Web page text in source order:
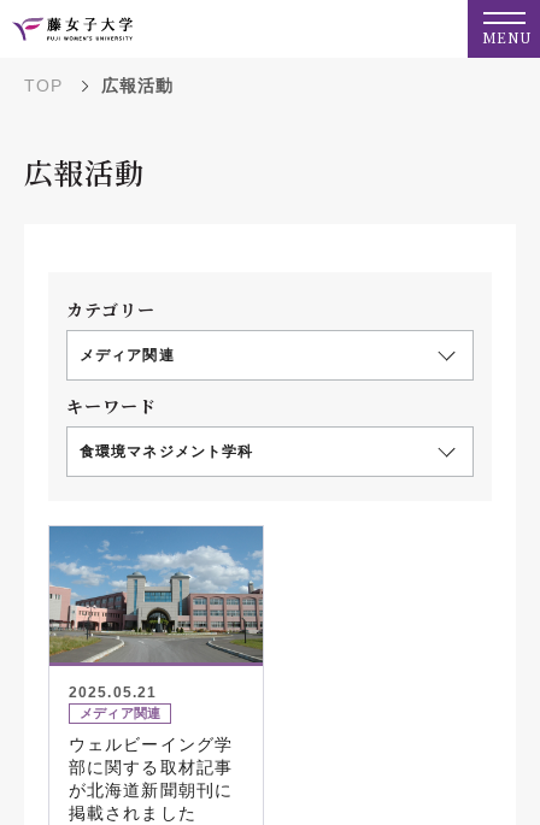
MENU
TOP 広報活動
広報活動
カテゴリー
メディア関連
キーワード
食環境マネジメント学科
2025.05.21
メディア関連
ウェルビーイング学
部に関する取材記事
が北海道新聞朝刊に
掲載されました